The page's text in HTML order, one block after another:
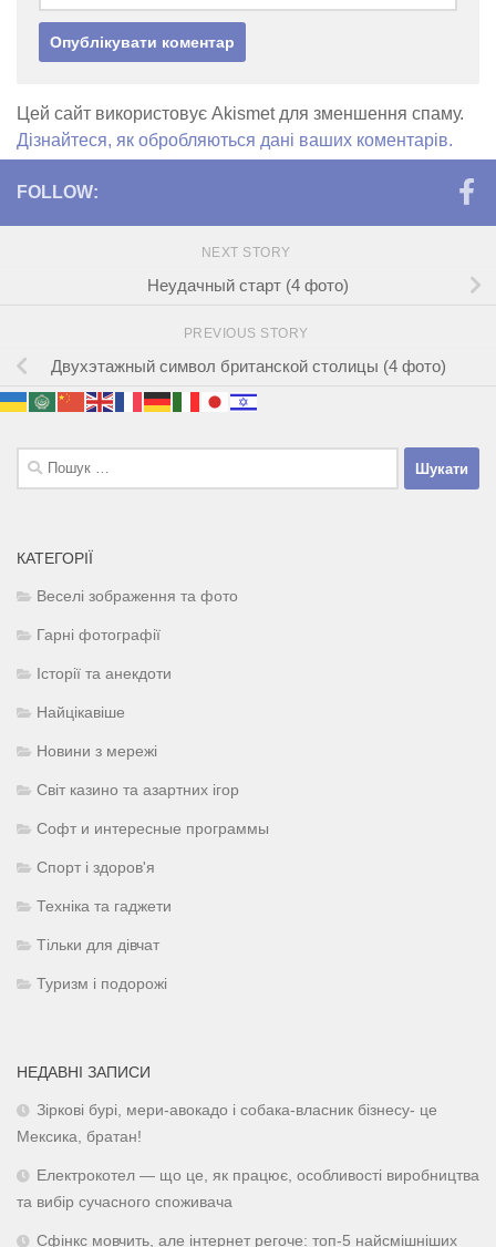
Цей сайт використовує Akismet для зменшення спаму.
Дізнайтеся, як обробляються дані ваших коментарів.
FOLLOW:
NEXT STORY
Неудачный старт (4 фото)
PREVIOUS STORY
Двухэтажный символ британской столицы (4 фото)
Пошук:
КАТЕГОРІЇ
Веселі зображення та фото
Гарні фотографії
Історії та анекдоти
Найцікавіше
Новини з мережі
Світ казино та азартних ігор
Софт и интересные программы
Спорт і здоров'я
Техніка та гаджети
Тільки для дівчат
Туризм і подорожі
НЕДАВНІ ЗАПИСИ
Зіркові бурі, мери-авокадо і собака-власник бізнесу- це
Мексика, братан!
Електрокотел — що це, як працює, особливості виробництва
та вибір сучасного споживача
Сфінкс мовчить, але інтернет регоче: топ-5 найсмішніших